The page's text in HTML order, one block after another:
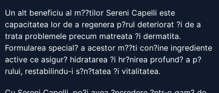
Un alt beneficiu al m??tilor Sereni Capelli este
capacitatea lor de a regenera p?rul deteriorat ?i de a
trata problemele precum matreata ?i dermatita.
Formularea special? a acestor m??ti con?ine ingrediente
active ce asigur? hidratarea ?i hr?nirea profund? a p?
rului, restabilindu-i s?n?tatea ?i vitalitatea.